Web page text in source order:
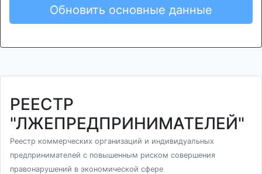
Обновить основные данные
РЕЕСТР
"ЛЖЕПРЕДПРИНИМАТЕЛЕЙ"
Реестр коммерческих организаций и индивидуальных
предпринимателей с повышенным риском совершения
правонарушений в экономической сфере